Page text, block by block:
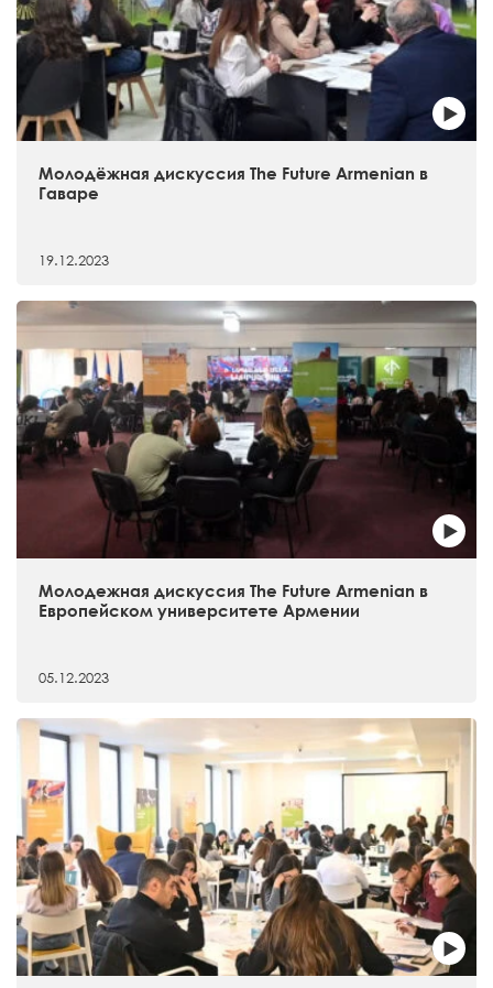
Молодёжная дискуссия The Future Armenian в
Гаваре
19.12.2023
Молодежная дискуссия The Future Armenian в
Европейском университете Армении
05.12.2023